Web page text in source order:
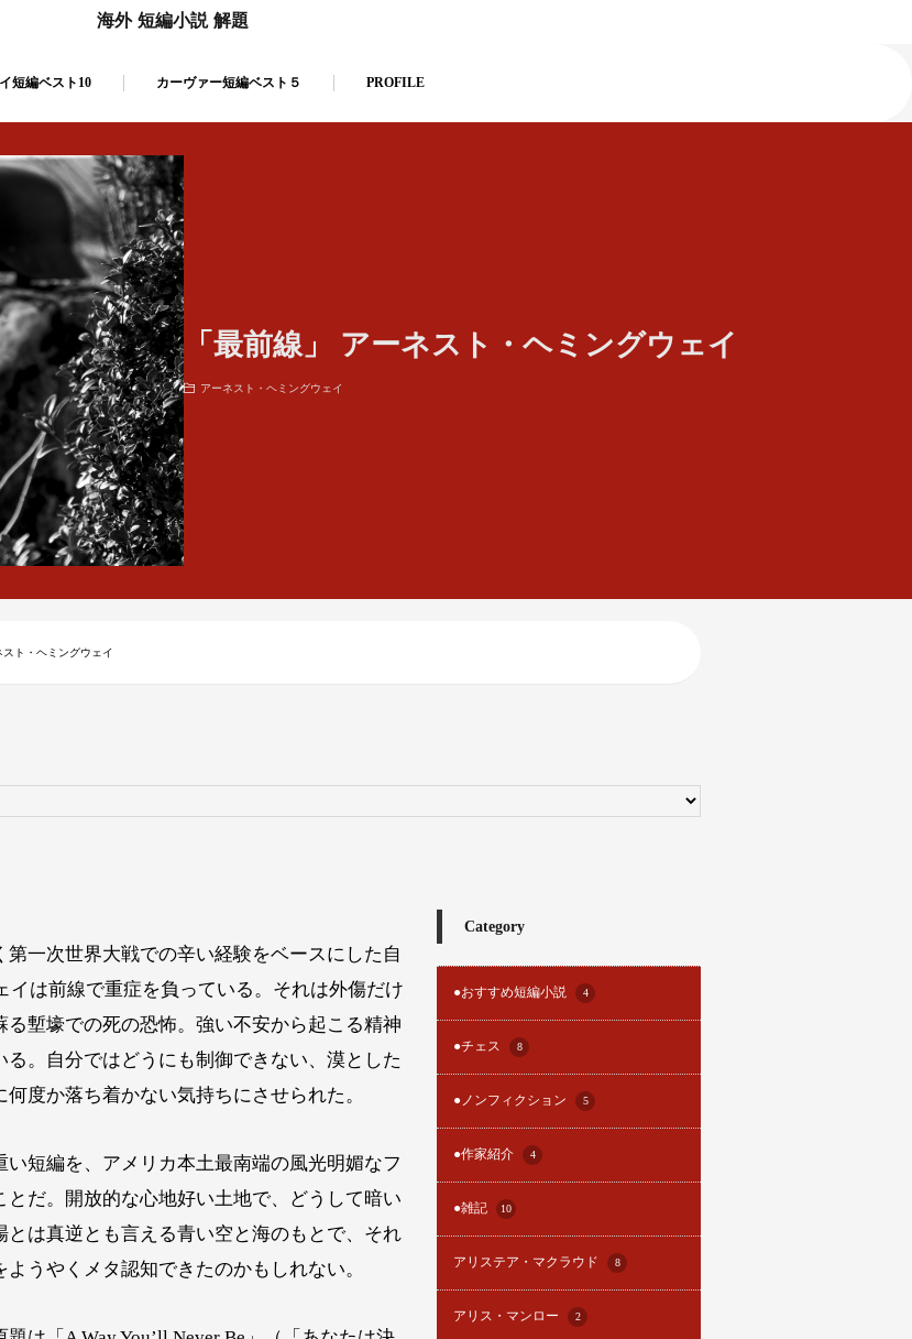
海外 短編小説 解題
短編ベスト10 カーヴァー短編ベスト５ PROFILE
「最前線」 アーネスト・ヘミングウェイ
アーネスト・ヘミングウェイ
スト・ヘミングウェイ
第一次世界大戦での辛い経験をベースにした自
は前線で重症を負っている。それは外傷だけ
塹壕での死の恐怖。強い不安から起こる精神
。自分ではどうにも制御できない、漠とした
度か落ち着かない気持ちにさせられた。
短編を、アメリカ本土最南端の風光明媚なフ
だ。開放的な心地好い土地で、どうして暗い
は真逆とも言える青い空と海のもとで、それ
うやくメタ認知できたのかもしれない。
Category
●おすすめ短編小説 4
●チェス 8
●ノンフィクション 5
●作家紹介 4
●雑記 10
アリステア・マクラウド 8
アリス・マンロー 2